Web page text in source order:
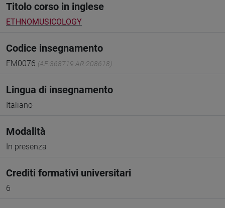
Titolo corso in inglese
ETHNOMUSICOLOGY
Codice insegnamento
FM0076 (AF:368719 AR:208618)
Lingua di insegnamento
Italiano
Modalità
In presenza
Crediti formativi universitari
6